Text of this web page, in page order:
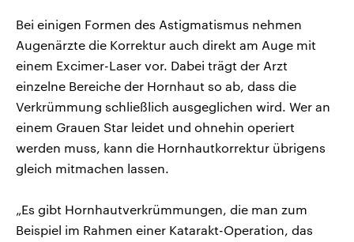
Bei einigen Formen des Astigmatismus nehmen
Augenärzte die Korrektur auch direkt am Auge mit
einem Excimer-Laser vor. Dabei trägt der Arzt
einzelne Bereiche der Hornhaut so ab, dass die
Verkrümmung schließlich ausgeglichen wird. Wer an
einem Grauen Star leidet und ohnehin operiert
werden muss, kann die Hornhautkorrektur übrigens
gleich mitmachen lassen.
„Es gibt Hornhautverkrümmungen, die man zum
Beispiel im Rahmen einer Katarakt-Operation, das